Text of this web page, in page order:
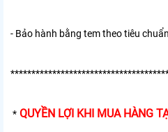
- Bảo hành bằng tem theo tiêu
* QUYỀN LỢI KHI MUA HÀNG